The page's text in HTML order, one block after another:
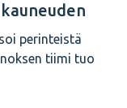
perinteistä
tiimi tuo